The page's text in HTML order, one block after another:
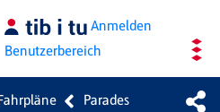
Anmelden
Benutzerbereich
Parades